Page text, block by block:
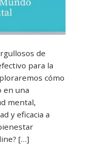
de
para la
cómo
en una
mental,
y eficacia a
[…]